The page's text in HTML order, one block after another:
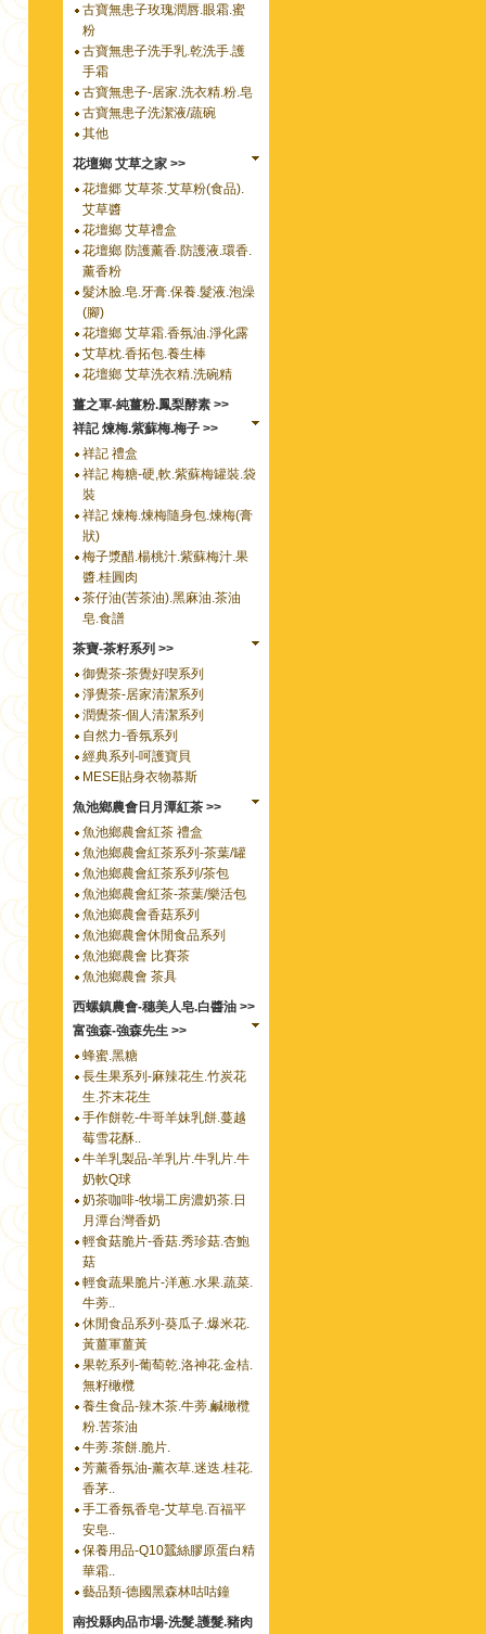
古寶無患子玫瑰潤唇.眼霜.蜜
粉
古寶無患子洗手乳.乾洗手.護
手霜
古寶無患子-居家.洗衣精.粉.皂
古寶無患子洗潔液/蔬碗
其他
花壇鄉 艾草之家 >>
花壇郷 艾草茶.艾草粉(食品).
艾草醬
花壇鄉 艾草禮盒
花壇鄉 防護薰香.防護液.環香.
薰香粉
髮沐臉.皂.牙膏.保養.髮液.泡澡
(腳)
花壇鄉 艾草霜.香氛油.淨化露
艾草枕.香拓包.養生棒
花壇鄉 艾草洗衣精.洗碗精
薑之軍-純薑粉.鳳梨酵素 >>
祥記 煉梅.紫蘇梅.梅子 >>
祥記 禮盒
祥記 梅糖-硬,軟.紫蘇梅罐裝.袋
裝
祥記 煉梅.煉梅隨身包.煉梅(膏
狀)
梅子漿醋.楊桃汁.紫蘇梅汁.果
醬.桂圓肉
茶仔油(苦茶油).黑麻油.茶油
皂.食譜
茶寶-茶籽系列 >>
御覺茶-茶覺好喫系列
淨覺茶-居家清潔系列
潤覺茶-個人清潔系列
自然力-香氛系列
經典系列-呵護寶貝
MESE貼身衣物慕斯
魚池鄉農會日月潭紅茶 >>
魚池鄉農會紅茶 禮盒
魚池鄉農會紅茶系列-茶葉/罐
魚池鄉農會紅茶系列/茶包
魚池鄉農會紅茶-茶葉/樂活包
魚池鄉農會香菇系列
魚池鄉農會休閒食品系列
魚池鄉農會 比賽茶
魚池鄉農會 茶具
西螺鎮農會-穗美人皂.白醬油 >>
富強森-強森先生 >>
蜂蜜.黑糖
長生果系列-麻辣花生.竹炭花
生.芥末花生
手作餅乾-牛哥羊妹乳餅.蔓越
莓雪花酥..
牛羊乳製品-羊乳片.牛乳片.牛
奶軟Q球
奶茶咖啡-牧場工房濃奶茶.日
月潭台灣香奶
輕食菇脆片-香菇.秀珍菇.杏鮑
菇
輕食蔬果脆片-洋蔥.水果.蔬菜.
牛蒡..
休閒食品系列-葵瓜子.爆米花.
黃薑軍薑黃
果乾系列-葡萄乾.洛神花.金桔.
無籽橄欖
養生食品-辣木茶.牛蒡.鹹橄欖
粉.苦茶油
牛蒡.茶餅.脆片.
芳薰香氛油-薰衣草.迷迭.桂花.
香茅..
手工香氛香皂-艾草皂.百福平
安皂..
保養用品-Q10蠶絲膠原蛋白精
華霜..
藝品類-德國黑森林咕咕鐘
南投縣肉品市場-洗髮.護髮.豬肉